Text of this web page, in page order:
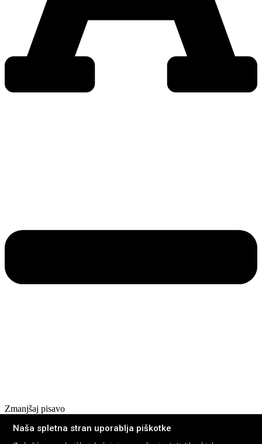
Zmanjšaj pisavo
Privzeto
Črno na belem
Naša spletna stran uporablja piškotke